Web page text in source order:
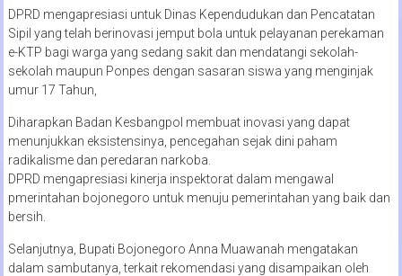
DPRD mengapresiasi untuk Dinas Kependudukan dan Pencatatan
Sipil yang telah berinovasi jemput bola untuk pelayanan perekaman
e-KTP bagi warga yang sedang sakit dan mendatangi sekolah-
sekolah maupun Ponpes dengan sasaran siswa yang menginjak
umur 17 Tahun,
Diharapkan Badan Kesbangpol membuat inovasi yang dapat
menunjukkan eksistensinya, pencegahan sejak dini paham
radikalisme dan peredaran narkoba.
DPRD mengapresiasi kinerja inspektorat dalam mengawal
pmerintahan bojonegoro untuk menuju pemerintahan yang baik dan
bersih.
Selanjutnya, Bupati Bojonegoro Anna Muawanah mengatakan
dalam sambutanya, terkait rekomendasi yang disampaikan oleh